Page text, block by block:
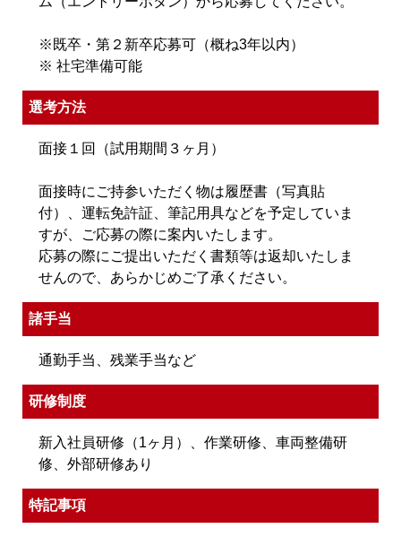
※既卒・第２新卒応募可（概ね3年以内）
※ 社宅準備可能
選考方法
面接１回（試用期間３ヶ月）
面接時にご持参いただく物は履歴書（写真貼
付）、運転免許証、筆記用具などを予定していま
すが、ご応募の際に案内いたします。
応募の際にご提出いただく書類等は返却いたしま
せんので、あらかじめご了承ください。
諸手当
通勤手当、残業手当など
研修制度
新入社員研修（1ヶ月）、作業研修、車両整備研
修、外部研修あり
特記事項